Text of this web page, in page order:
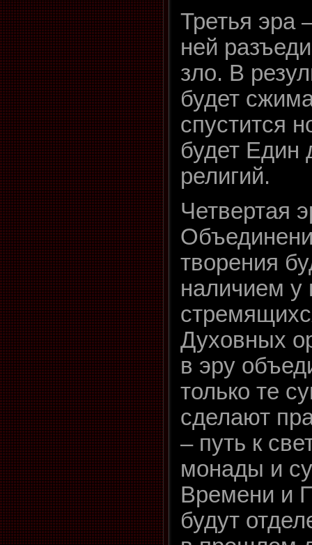
Третья эра
ней
зло. В
будет
спустится
будет Един
религий.
Четвертая
творения
наличием у
Духовных
в эру
только те
сделают
– путь к
монады и
Времени и
будут